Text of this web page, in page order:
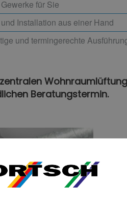
für Sie
Installation aus einer Hand
und termingerechte
Beratungstermin.